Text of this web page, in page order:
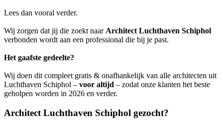
Lees dan vooral verder.
Wij zorgen dat jij die zoekt naar Architect Luchthaven Schiphol
verbonden wordt aan een professional die bij je past.
Het gaafste gedeelte?
Wij doen dit compleet gratis & onafhankelijk van alle architecten uit
Luchthaven Schiphol – voor altijd – zodat onze klanten het beste
geholpen worden in 2026 en verder.
Architect Luchthaven Schiphol gezocht?